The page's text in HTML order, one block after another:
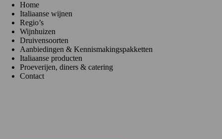
Home
Italiaanse wijnen
Regio’s
Wijnhuizen
Druivensoorten
Aanbiedingen & Kennismakingspakketten
Italiaanse producten
Proeverijen, diners & catering
Contact